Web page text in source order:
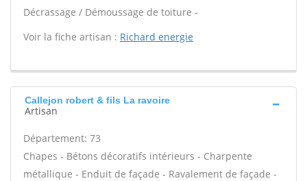
Décrassage / Démoussage de toiture -
Voir la fiche artisan : Richard energie
Callejon robert & fils La ravoire
Artisan
Département: 73
Chapes - Bétons décoratifs intérieurs - Charpente
métallique - Enduit de façade - Ravalement de façade -